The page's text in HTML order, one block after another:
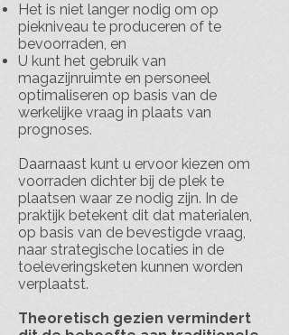
Het is niet langer nodig om op
piekniveau te produceren of te
bevoorraden, en
U kunt het gebruik van
magazijnruimte en personeel
optimaliseren op basis van de
werkelijke vraag in plaats van
prognoses.
Daarnaast kunt u ervoor kiezen om
voorraden dichter bij de plek te
plaatsen waar ze nodig zijn. In de
praktijk betekent dit dat materialen,
op basis van de bevestigde vraag,
naar strategische locaties in de
toeleveringsketen kunnen worden
verplaatst.
Theoretisch gezien vermindert